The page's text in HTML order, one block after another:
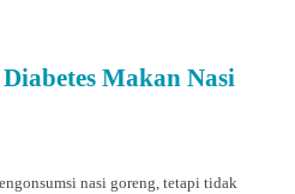
Makan Nasi
nasi goreng, tetapi tidak